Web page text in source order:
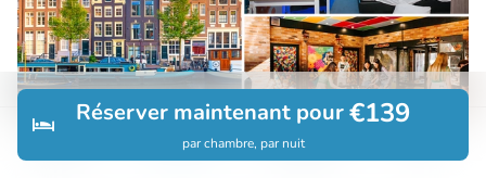
Rechercher Réservations
Réserver maintenant pour€139
par chambre, par nuit